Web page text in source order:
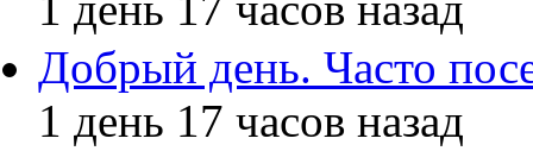
Добрый день. Часто
1 день 17 часов назад